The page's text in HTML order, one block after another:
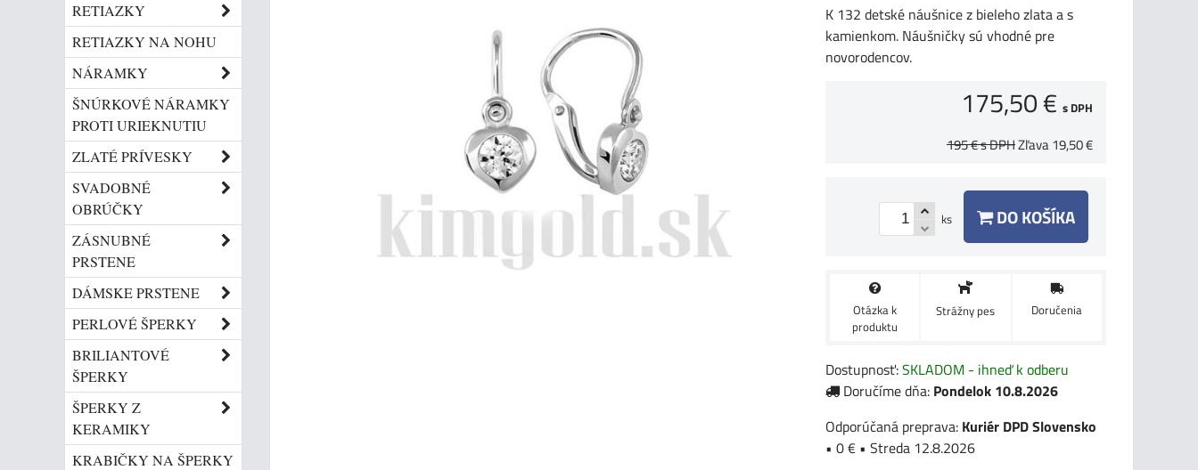
K 132 detské náušnice z bieleho zlata a s
kamienkom. Náušničky sú vhodné pre
novorodencov.
175,50 € s DPH
195 €s DPHZľava19,50 €
ks DO KOŠÍKA
Otázka k
produktu
Strážny pes Doručenia
Dostupnosť:SKLADOM - ihneď k odberu
Doručíme dňa: Pondelok 10.8.2026
Kuriér DPD Slovensko
• 0 € • Streda 12.8.2026
RETIAZKY
RETIAZKY NA NOHU
NÁRAMKY
ŠNÚRKOVÉ NÁRAMKY
PROTI URIEKNUTIU
ZLATÉ PRÍVESKY
SVADOBNÉ
OBRÚČKY
ZÁSNUBNÉ
PRSTENE
DÁMSKE PRSTENE
PERLOVÉ ŠPERKY
BRILIANTOVÉ
ŠPERKY
ŠPERKY Z
KERAMIKY
KRABIČKY NA ŠPERKY